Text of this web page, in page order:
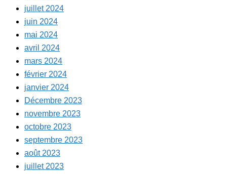
juillet 2024
juin 2024
mai 2024
avril 2024
mars 2024
février 2024
janvier 2024
Décembre 2023
novembre 2023
octobre 2023
septembre 2023
août 2023
juillet 2023